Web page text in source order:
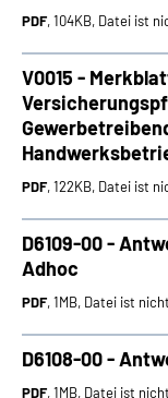
PDF, 104KB, Datei ist
V0015 -
PDF, 122KB, Datei ist
D6109-00 -
Adhoc
PDF, 1MB, Datei ist
D6108-00 -
PDF, 1MB, Datei ist